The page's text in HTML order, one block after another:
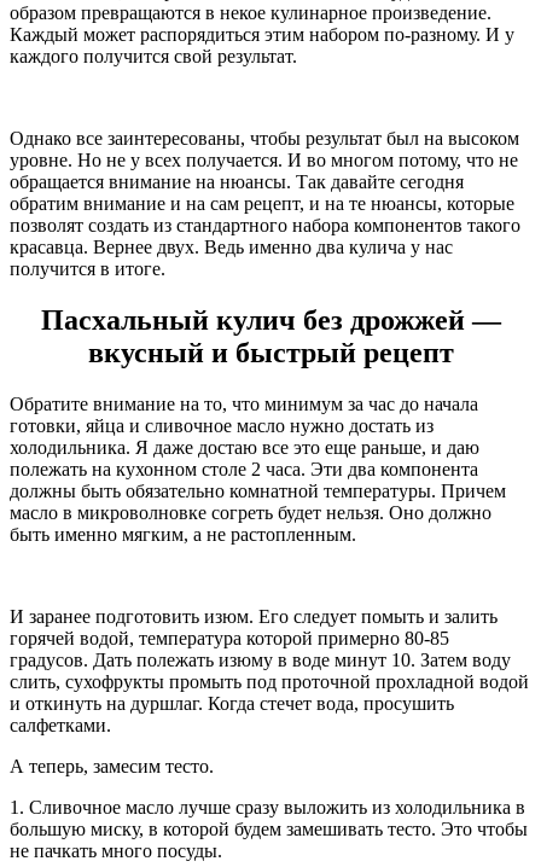
образом превращаются в некое кулинарное произведение.
Каждый может распорядиться этим набором по-разному. И у
каждого получится свой результат.
Однако все заинтересованы, чтобы результат был на высоком
уровне. Но не у всех получается. И во многом потому, что не
обращается внимание на нюансы. Так давайте сегодня
обратим внимание и на сам рецепт, и на те нюансы, которые
позволят создать из стандартного набора компонентов такого
красавца. Вернее двух. Ведь именно два кулича у нас
получится в итоге.
Пасхальный кулич без дрожжей —
вкусный и быстрый рецепт
Обратите внимание на то, что минимум за час до начала
готовки, яйца и сливочное масло нужно достать из
холодильника. Я даже достаю все это еще раньше, и даю
полежать на кухонном столе 2 часа. Эти два компонента
должны быть обязательно комнатной температуры. Причем
масло в микроволновке согреть будет нельзя. Оно должно
быть именно мягким, а не растопленным.
И заранее подготовить изюм. Его следует помыть и залить
горячей водой, температура которой примерно 80-85
градусов. Дать полежать изюму в воде минут 10. Затем воду
слить, сухофрукты промыть под проточной прохладной водой
и откинуть на дуршлаг. Когда стечет вода, просушить
салфетками.
А теперь, замесим тесто.
1. Сливочное масло лучше сразу выложить из холодильника в
большую миску, в которой будем замешивать тесто. Это чтобы
не пачкать много посуды.